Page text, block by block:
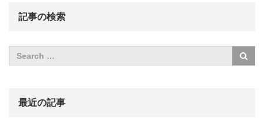
記事の検索
最近の記事